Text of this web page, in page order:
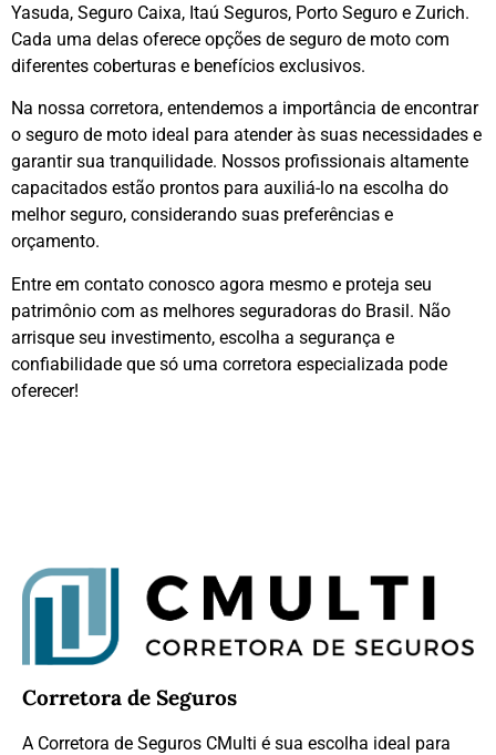
Yasuda, Seguro Caixa, Itaú Seguros, Porto Seguro e Zurich.
Cada uma delas oferece opções de seguro de moto com
diferentes coberturas e benefícios exclusivos.
Na nossa corretora, entendemos a importância de encontrar
o seguro de moto ideal para atender às suas necessidades e
garantir sua tranquilidade. Nossos profissionais altamente
capacitados estão prontos para auxiliá-lo na escolha do
melhor seguro, considerando suas preferências e
orçamento.
Entre em contato conosco agora mesmo e proteja seu
patrimônio com as melhores seguradoras do Brasil. Não
arrisque seu investimento, escolha a segurança e
confiabilidade que só uma corretora especializada pode
oferecer!
Corretora de Seguros
A Corretora de Seguros CMulti é sua escolha ideal para